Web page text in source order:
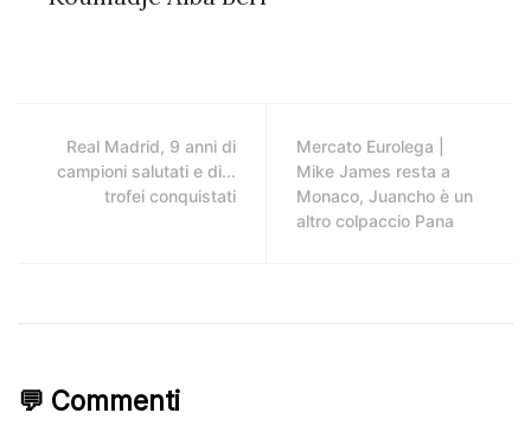
Real Madrid, 9 anni di
campioni salutati e di...
trofei conquistati
Mercato Eurolega |
Mike James resta a
Monaco, Juancho è un
altro colpaccio Pana
💬 Commenti